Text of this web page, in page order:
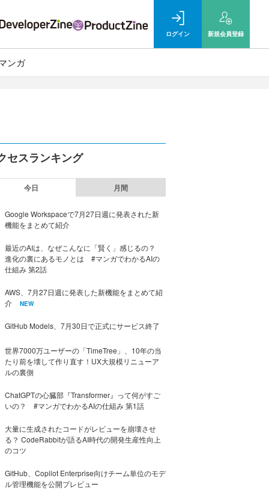
ログイン 新規会員登録
ンガ
セスランキング
今日 月間
Google Workspaceで7月27日週に発表された新
機能をまとめて紹介
最近のAIは、なぜこんなに「賢く」感じるの？
進化の裏にあるモノとは #マンガでわかるAIの
仕組み 第2話
AWS、7月27日週に発表した新機能をまとめて紹
介
NEW
GitHub Models、7月30日で正式にサービス終了
世界7000万ユーザーの「TimeTree」、10年の当
たり前を壊して作り直す！UX大規模リニューア
ルの裏側
ChatGPTの心臓部『Transformer』って何がすご
いの？ #マンガでわかるAIの仕組み 第1話
大量に生成されたコードがレビューを崩壊させ
る？ CodeRabbitが語るAI時代の開発生産性向上
のコツ
GitHub、Copilot Enterprise向けチーム単位のモデ
ル管理機能を公開プレビュー